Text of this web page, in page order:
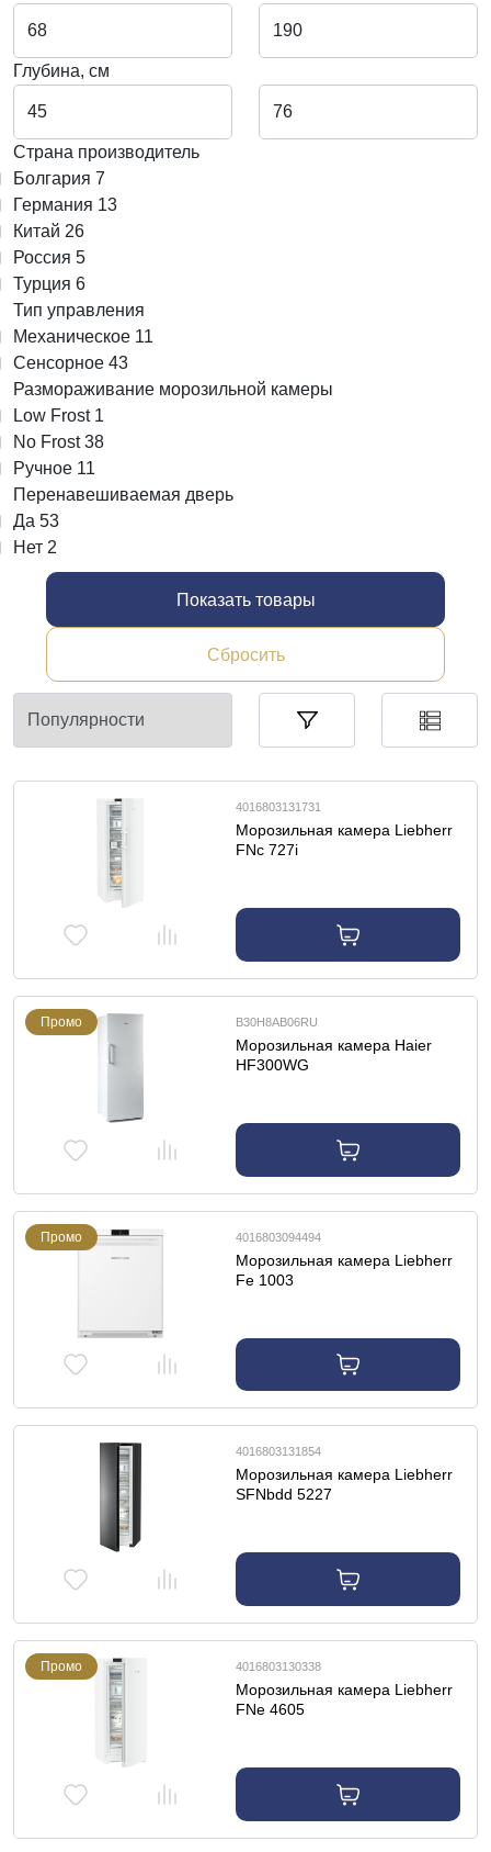
Глубина, см
Страна производитель
Болгария 7
Германия 13
Китай 26
Россия 5
Турция 6
Тип управления
Механическое 11
Сенсорное 43
Размораживание морозильной камеры
Low Frost 1
No Frost38
Ручное 11
Перенавешиваемая дверь
Да 53
Нет 2
Показать товары
Сбросить
4016803131731
Морозильная камера Liebherr
FNc 727i
Промо B30H8AB06RU
Морозильная камера Haier
HF300WG
Промо 4016803094494
Морозильная камера Liebherr
Fe 1003
4016803131854
Морозильная камера Liebherr
SFNbdd 5227
Промо 4016803130338
Морозильная камера Liebherr
FNe 4605